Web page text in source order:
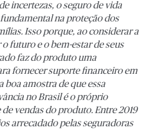
incertezas, o seguro de vida
na proteção dos
Isso porque, ao considerar a
futuro e o bem-estar de seus
faz do produto uma
fornecer suporte financeiro em
boa amostra de que essa
no Brasil é o próprio
vendas do produto. Entre 2019
arrecadado pelas seguradoras